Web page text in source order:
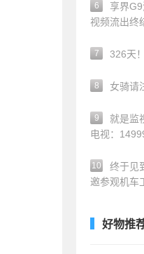
6
享界
视频流出终
7 326天
8 女骑请
9
就是监
电视：
10
终于见
邀参观机车
好物推